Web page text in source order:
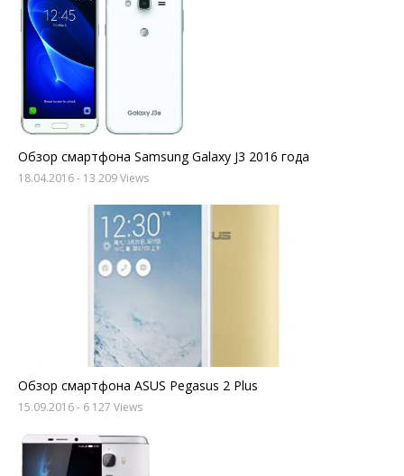
Обзор смартфона Samsung Galaxy J3 2016 года
18.04.2016- 13 209 Views
Обзор смартфона ASUS Pegasus 2 Plus
15.09.2016- 6 127 Views